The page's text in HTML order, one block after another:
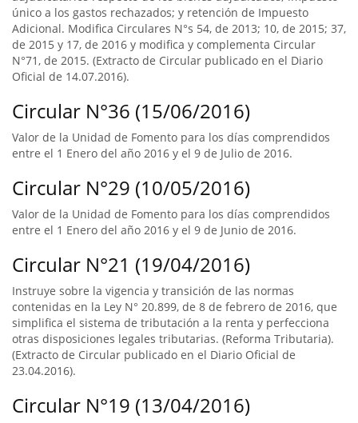
único a los gastos rechazados; y retención de Impuesto
Adicional. Modifica Circulares N°s 54, de 2013; 10, de 2015; 37,
de 2015 y 17, de 2016 y modifica y complementa Circular
N°71, de 2015. (Extracto de Circular publicado en el Diario
Oficial de 14.07.2016).
Circular N°36 (15/06/2016)
Valor de la Unidad de Fomento para los días comprendidos
entre el 1 Enero del año 2016 y el 9 de Julio de 2016.
Circular N°29 (10/05/2016)
Valor de la Unidad de Fomento para los días comprendidos
entre el 1 Enero del año 2016 y el 9 de Junio de 2016.
Circular N°21 (19/04/2016)
Instruye sobre la vigencia y transición de las normas
contenidas en la Ley N° 20.899, de 8 de febrero de 2016, que
simplifica el sistema de tributación a la renta y perfecciona
otras disposiciones legales tributarias. (Reforma Tributaria).
(Extracto de Circular publicado en el Diario Oficial de
23.04.2016).
Circular N°19 (13/04/2016)